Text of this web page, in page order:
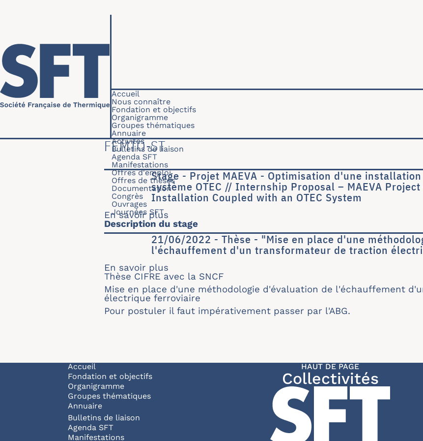
Navigation principale
Accueil
Nous connaître
Fondation et objectifs
Organigramme
Groupes thématiques
Annuaire
Activités
Bulletins de liaison
Agenda SFT
Manifestations
Offres d'emploi
Offres de thèses
Documentation
Congrès
Ouvrages
Journées SFT
FEMTO-ST
Stage - Projet MAEVA - Optimisation d'une installation
système OTEC // Internship Proposal – MAEVA
Installation Coupled with an OTEC System
En savoir plus
Description du stage
21/06/2022 - Thèse - "Mise en place d'une
l'échauffement d'un transformateur de traction
En savoir plus
Thèse CIFRE avec la SNCF
Mise en place d'une méthodologie d'évaluation de l'échauffement
électrique ferroviaire
Pour postuler il faut impérativement passer par l'ABG.
Navigation principale
Accueil
Fondation et objectifs
Organigramme
Groupes thématiques
Annuaire
Bulletins de liaison
Agenda SFT
Manifestations
HAUT DE PAGE
Collectivités